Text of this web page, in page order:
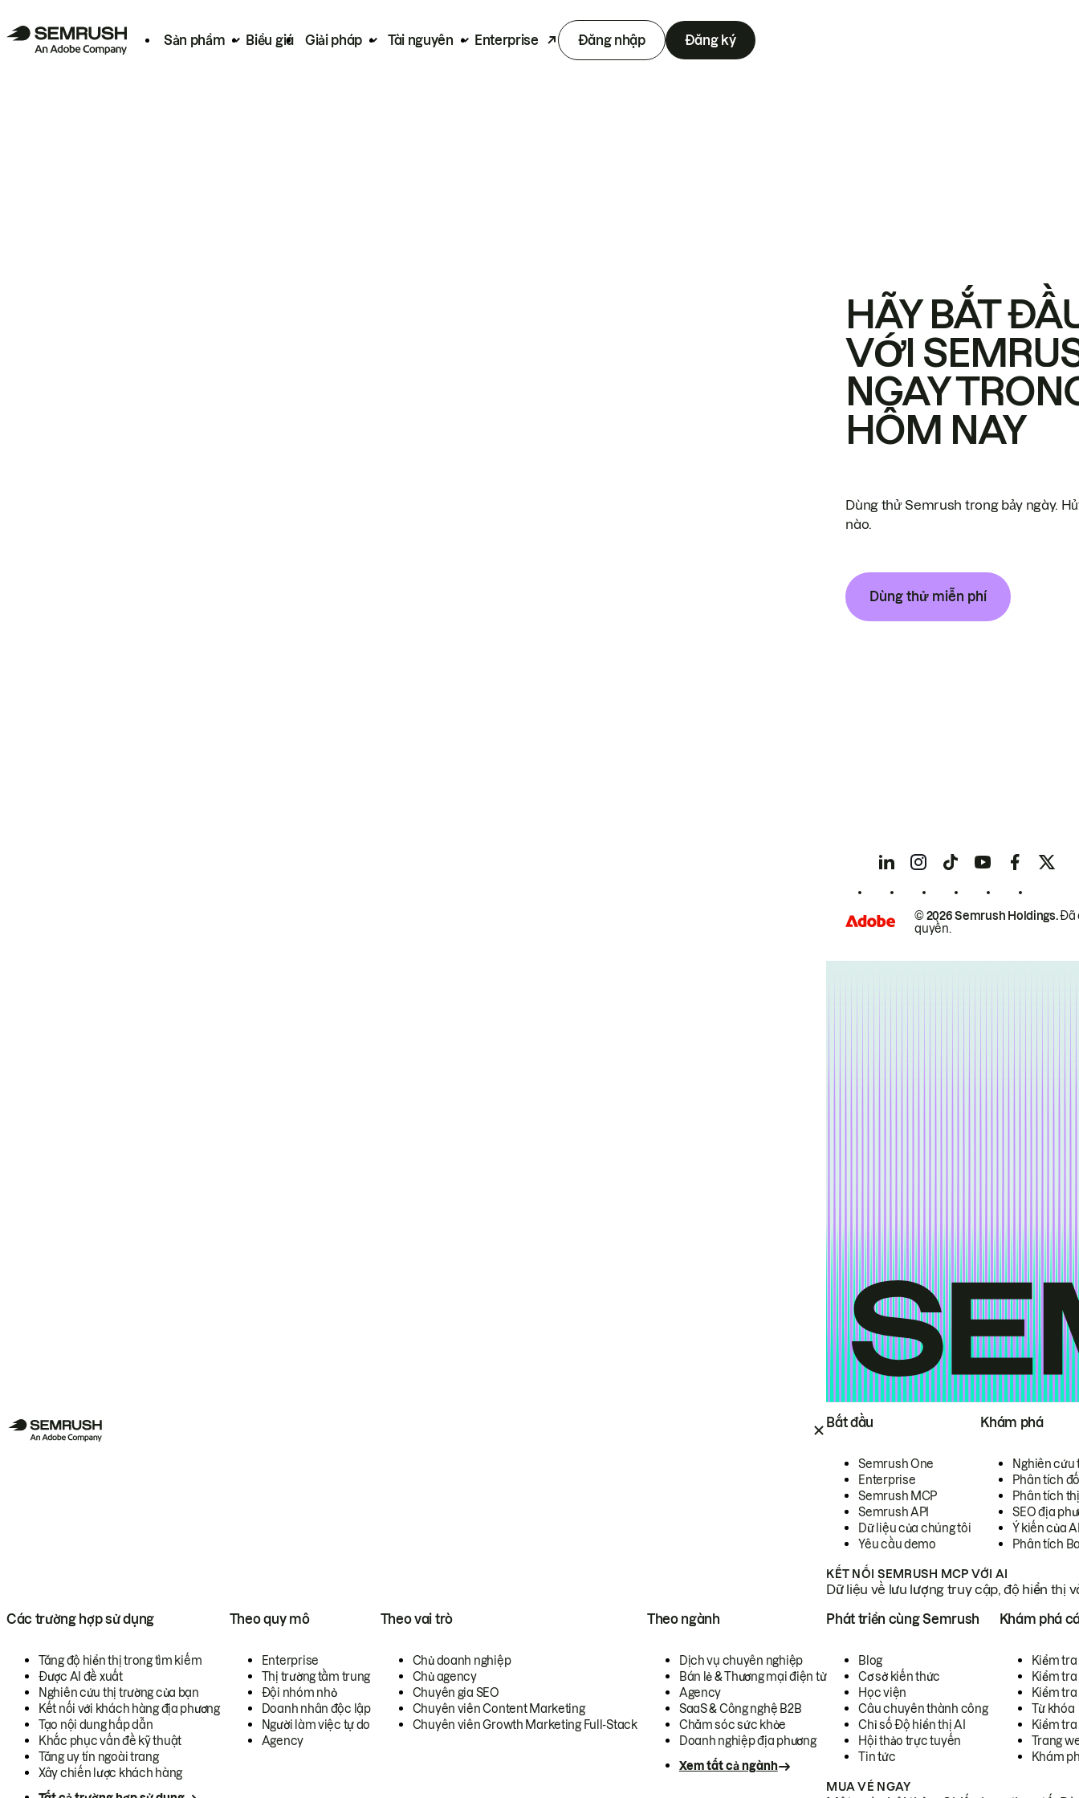
Sản phẩm Biểu giá Giải pháp Tài nguyên Enterprise Đăng nhập Đăng ký
Bắt đầu
Semrush One
Enterprise
Semrush MCP
Semrush API
Dữ liệu của chúng tôi
Yêu cầu demo
Khám phá
Nghiên cứu
Phân tích
Phân tích
SEO địa
Ý kiến của
Phân tích
KẾT NỐI SEMRUSH MCP VỚI AI
Dữ liệu về lưu lượng truy cập, độ hiển thị
Các trường hợp sử dụng
Tăng độ hiển thị trong tìm kiếm
Được AI đề xuất
Nghiên cứu thị trường của bạn
Kết nối với khách hàng địa phương
Tạo nội dung hấp dẫn
Khắc phục vấn đề kỹ thuật
Tăng uy tín ngoài trang
Xây chiến lược khách hàng
Theo quy mô
Enterprise
Thị trường tầm trung
Đội nhóm nhỏ
Doanh nhân độc lập
Người làm việc tự do
Agency
Theo vai trò
Chủ doanh nghiệp
Chủ agency
Chuyên gia SEO
Chuyên viên Content Marketing
Chuyên viên Growth Marketing Full-Stack
Theo ngành
Dịch vụ chuyên nghiệp
Bán lẻ & Thương mại điện tử
Agency
SaaS & Công nghệ B2B
Chăm sóc sức khỏe
Doanh nghiệp địa phương
Xem tất cả ngành
Phát triển cùng Semrush
Blog
Cơ sở kiến thức
Học viện
Câu chuyên thành công
Chỉ số Độ hiển thị AI
Hội thảo trực tuyến
Tin tức
Khám phá
Kiểm
Kiểm tra
Kiểm
Từ khóa
Kiểm
Trang
Khám
MUA VÉ NGAY
HÃY BẮT
VỚI
NGAY
HÔM NAY
Dùng thử Semrush trong bảy ngày.
nào.
Dùng thử miễn phí
© 2026 Semrush Holdings.Đã
quyền.